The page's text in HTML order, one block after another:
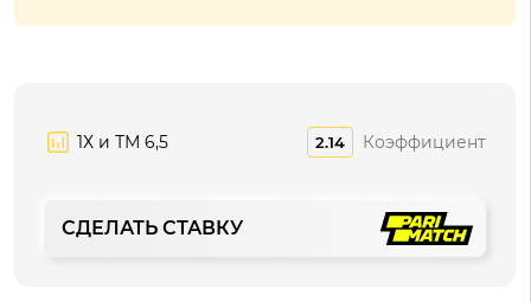
1Х и ТМ 6,5 2.14 Коэффициент
СДЕЛАТЬ СТАВКУ